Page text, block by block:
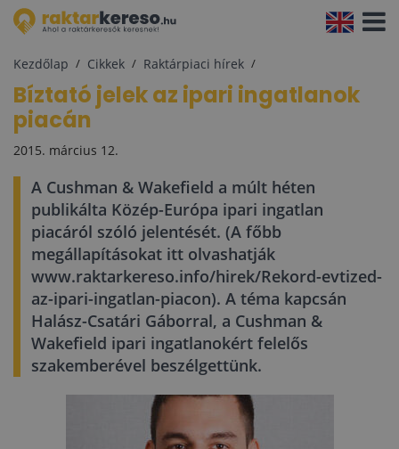
Kezdőlap Cikkek Raktárpiaci hírek
Bíztató jelek az ipari ingatlanok
piacán
2015. március 12.
A Cushman & Wakefield a múlt héten
publikálta Közép-Európa ipari ingatlan
piacáról szóló jelentését. (A főbb
megállapításokat itt olvashatják
www.raktarkereso.info/hirek/Rekord-evtized-
az-ipari-ingatlan-piacon). A téma kapcsán
Halász-Csatári Gáborral, a Cushman &
Wakefield ipari ingatlanokért felelős
szakemberével beszélgettünk.